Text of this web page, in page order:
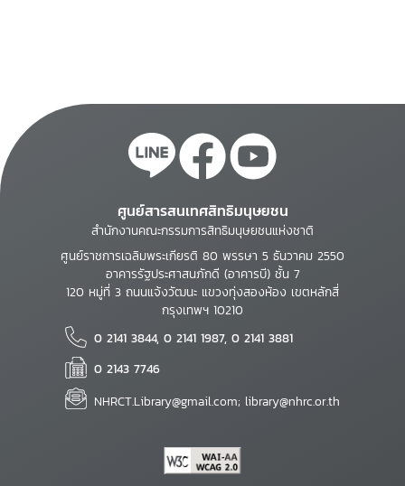
ศูนย์สารสนเทศสิทธิมนุษยชน
สำนักงานคณะกรรมการสิทธิมนุษยชนแห่งชาติ
ศูนย์ราชการเฉลิมพระเกียรติ 80 พรรษา 5 ธันวาคม 2550
อาคารรัฐประศาสนภักดี (อาคารบี) ชั้น 7
120 หมู่ที่ 3 ถนนแจ้งวัฒนะ แขวงทุ่งสองห้อง เขตหลักสี่
กรุงเทพฯ 10210
0 2141 3844, 0 2141 1987, 0 2141 3881
0 2143 7746
NHRCT.Library@gmail.com; library@nhrc.or.th